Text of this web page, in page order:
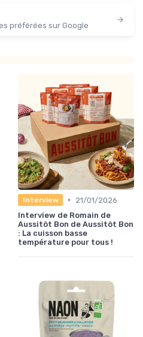
préférées sur Google
Interview •
21/01/2026
Interview de Romain de
Aussitôt Bon de Aussitôt Bon
: La cuisson basse
température pour tous !